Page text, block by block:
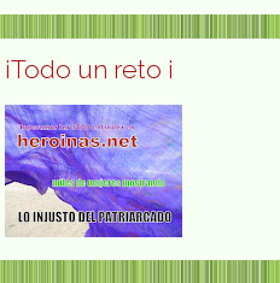
¡Todo un reto ¡